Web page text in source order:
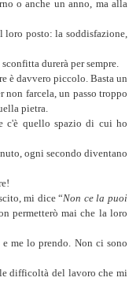
o anche un anno, ma alla
loro posto: la soddisfazione,
durerà per sempre.
è davvero piccolo. Basta un
non farcela, un passo troppo
pietra.
c'è quello spazio di cui ho
ogni secondo diventano
mi dice “Non ce la puoi
permetterò mai che la loro
me lo prendo. Non ci sono
difficoltà del lavoro che mi